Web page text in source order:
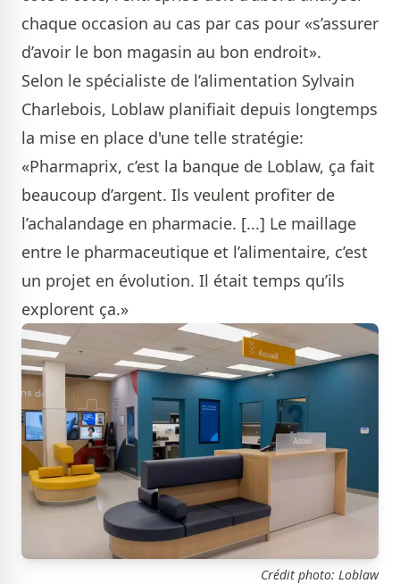
chaque occasion au cas par cas pour «s’assurer
d’avoir le bon magasin au bon endroit».
Selon le spécialiste de l’alimentation Sylvain
Charlebois, Loblaw planifiait depuis longtemps
la mise en place d'une telle stratégie:
«Pharmaprix, c’est la banque de Loblaw, ça fait
beaucoup d’argent. Ils veulent profiter de
l’achalandage en pharmacie. [...] Le maillage
entre le pharmaceutique et l’alimentaire, c’est
un projet en évolution. Il était temps qu’ils
explorent ça.»
Crédit photo: Loblaw